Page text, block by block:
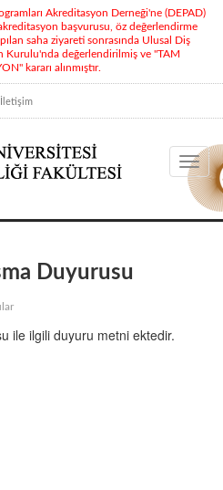
Akreditasyon Derneği'ne (DEPAD)
başvurusu, öz değerlendirme
saha ziyareti sonrasında Ulusal Diş
Kurulu'nda değerlendirilmiş ve "TAM
kararı alınmıştır.
İletişim
Duyurusu
ile ilgili duyuru metni ektedir.